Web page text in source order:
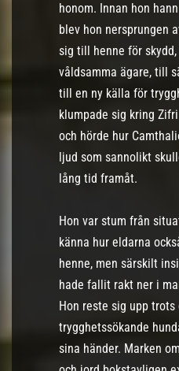
honom. Innan hon
blev hon nersprungen
sig till henne för
våldsamma ägare, till
till en ny källa för
klumpade sig kring
och hörde hur
ljud som sannolikt
lång tid framåt.
Hon var stum från
känna hur eldarna
henne, men särskilt
hade fallit rakt ner i
Hon reste sig upp
trygghetssökande
sina händer. Marken